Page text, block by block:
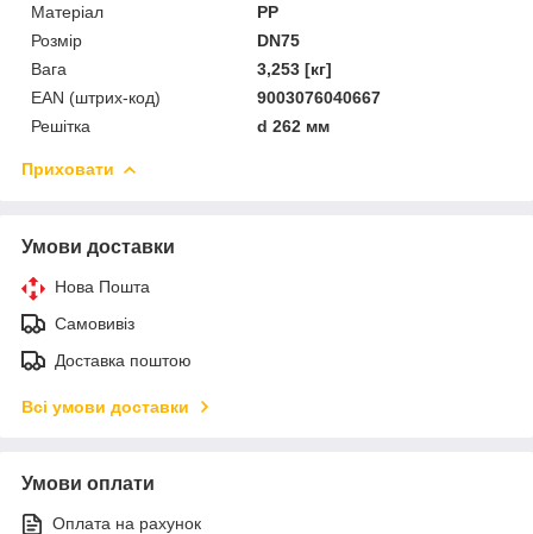
Матеріал
PP
Розмір
DN75
Вага
3,253 [кг]
EAN (штрих-код)
9003076040667
Решітка
d 262 мм
Приховати
Умови доставки
Нова Пошта
Самовивіз
Доставка поштою
Всі умови доставки
Умови оплати
Оплата на рахунок